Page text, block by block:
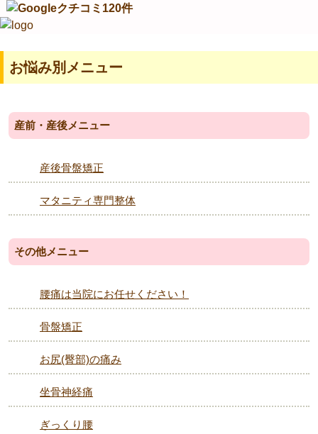
お悩み別メニュー
産前・産後メニュー
産後骨盤矯正
マタニティ専門整体
その他メニュー
腰痛は当院にお任せください！
骨盤矯正
お尻(臀部)の痛み
坐骨神経痛
ぎっくり腰